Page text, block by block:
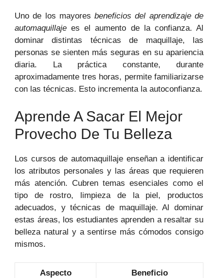
Uno de los mayoresbeneficios del aprendizaje de
automaquillaje es el aumento de la confianza. Al
dominar distintas técnicas de maquillaje, las
personas se sienten más seguras en su apariencia
diaria. La práctica constante, durante
aproximadamente tres horas, permite familiarizarse
con las técnicas. Esto incrementa la autoconfianza.
Aprende A Sacar El Mejor
Provecho De Tu Belleza
Los cursos de automaquillaje enseñan a identificar
los atributos personales y las áreas que requieren
más atención. Cubren temas esenciales como el
tipo de rostro, limpieza de la piel, productos
adecuados, y técnicas de maquillaje. Al dominar
estas áreas, los estudiantes aprenden a resaltar su
belleza natural y a sentirse más cómodos consigo
mismos.
Aspecto Beneficio